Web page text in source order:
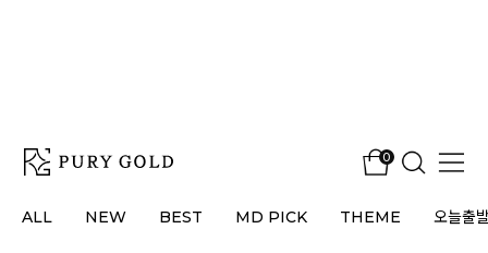
0
ALL NEW BEST MD PICK THEME 오늘출